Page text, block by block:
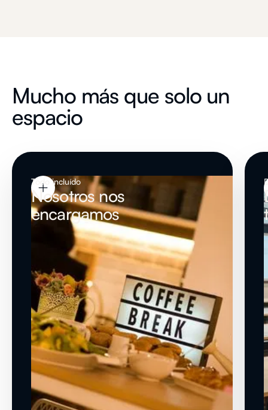
Mucho más que solo un
espacio
Todo incluído
Nosotros nos
encargamos